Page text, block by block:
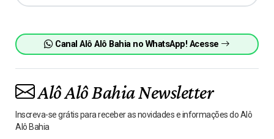
Canal Alô Alô Bahia no WhatsApp! Acesse
Alô Alô Bahia Newsletter
Inscreva-se grátis para receber as novidades e informações do Alô
Alô Bahia